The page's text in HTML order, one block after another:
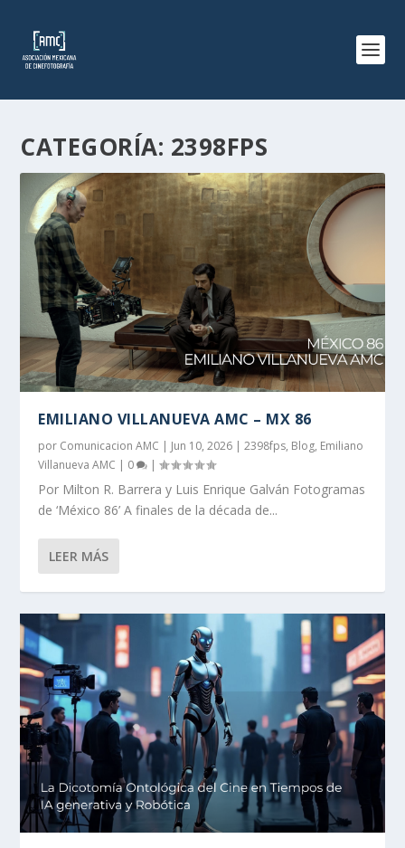
CATEGORÍA: 2398FPS
EMILIANO VILLANUEVA AMC – MX 86
por Comunicacion AMC | Jun 10, 2026 |2398fps, Blog, Emiliano
Villanueva AMC | 0 |
Por Milton R. Barrera y Luis Enrique Galván Fotogramas
de ‘México 86’ A finales de la década de...
LEER MÁS